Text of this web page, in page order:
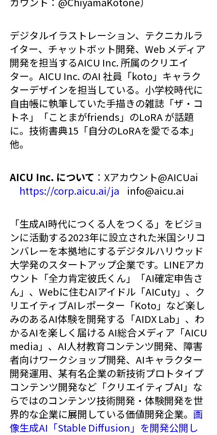
デジタルイラストレーション、テクニカルラ
イター、チャットボット開発、Web メディア
開発を担当するAICU Inc. 所属のクリエイ
ター。AICU Inc. のAI 社員「koto」キャラク
ターデザインを担当している。小学校時代に
自由帳に執筆していた手描きの雑誌「ザ・コ
トネ」「ことまがfriends」のLoRA が話題
に。技術書典15「自分のLoRAを愛でる本」
他。
AICU Inc. について ：Xアカウント@AICUai
https://corp.aicu.ai/ja info@aicu.ai
「生成AI時代につくる人をつくる」をビジョ
ンに活動する2023年に設立された米国シリコ
ンバレーを本拠地にするデジタルハリウッド
大学発のスタートアップ企業です。LINEアカ
ウント「全力肯定彼氏くん」「AI確定申告さ
ん」、Webに住むAIアイドル「AICuty」、ク
リエイティブAIレポーター「Koto」など楽し
みのあるAI体験を開発する「AIDX Lab」、わ
かるAIを楽しく届ける AI総合メディア「AICU
media」、AI人材教育コンテンツ開発、障害
者向けワークショップ開発、AIキャラクター
開発運用、某有名企業の新技術プロトタイプ
コンテンツ開発など「クリエイティブAI」な
らではのコンテンツ技術開発・体験開発を世
界的な企業に展開している価値開発企業。 画
像生成AI「Stable Diffusion」を開発公開し